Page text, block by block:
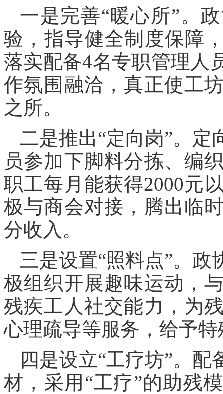
一是完善“暖心所”。
验，指导健全制度保障
落实配备4名专职管理人
作氛围融洽，真正使工
之所。
二是推出“定向岗”。
员参加下脚料分拣、编
职工每月能获得2000元
极与商会对接，腾出临
分收入。
三是设置“照料点”。
极组织开展趣味运动，
残疾工人社交能力，为
心理疏导等服务，给予
四是设立“工疗坊”。
材，采用“工疗”的助残